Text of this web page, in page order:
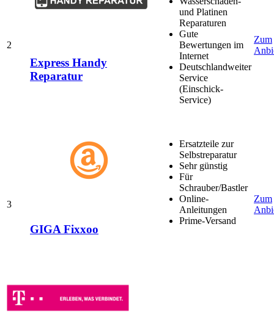
2
Express Handy
Reparatur
und Platinen
Reparaturen
Gute
Bewertungen im
Internet
Deutschlandweiter
Service
(Einschick-
Service)
Zum
3
GIGA Fixxoo
Ersatzteile zur
Selbstreparatur
Sehr günstig
Für
Schrauber/Bastler
Online-
Anleitungen
Prime-Versand
Zum